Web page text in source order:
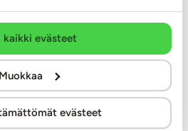
kaikki evästeet
Muokkaa
evästeet
ostivat